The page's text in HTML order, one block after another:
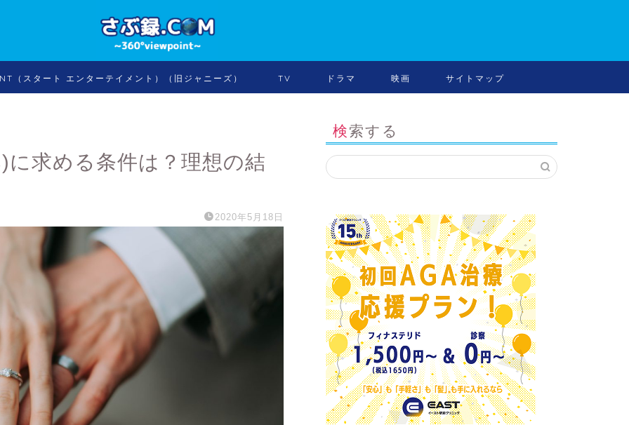
（スタート エンターテイメント）（旧ジャニーズ） TV ドラマ 映画 サイトマップ
求める条件は？理想の結
2020年5月18日
検索する